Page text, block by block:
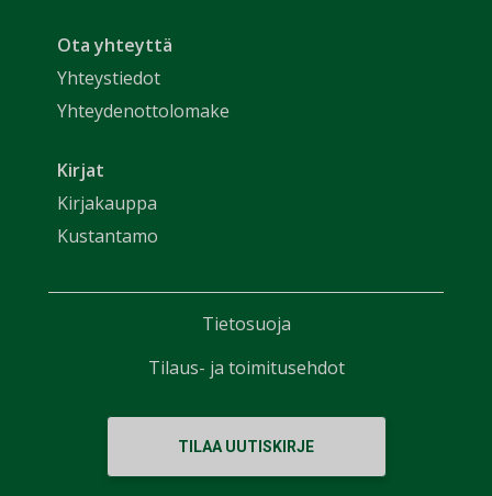
Ota yhteyttä
Yhteystiedot
Yhteydenottolomake
Kirjat
Kirjakauppa
Kustantamo
TILAA UUTISKIRJE
Tietosuoja
Tilaus- ja toimitusehdot